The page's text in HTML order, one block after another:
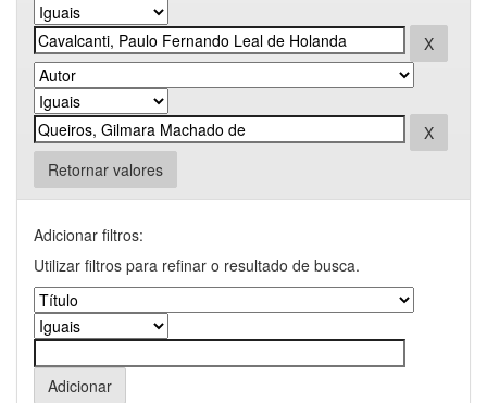
Retornar valores
Adicionar filtros:
Utilizar filtros para refinar o resultado de busca.